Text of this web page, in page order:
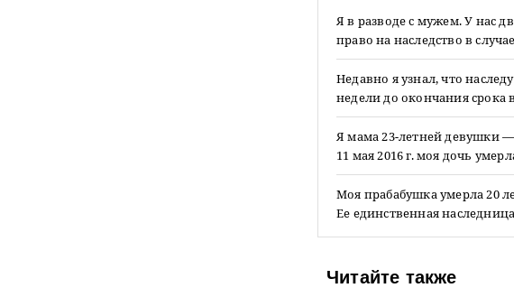
Я в разводе с мужем. У нас
право на наследство в
Недавно я узнал, что
недели до окончания срока
Я мама 23-летней девушки
11 мая 2016 г. моя дочь
Моя прабабушка умерла 20
Ее единственная
Читайте также